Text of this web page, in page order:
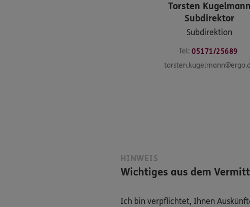
Torsten Kugelmann
Subdirektor
Subdirektion
Tel: 05171/25689
HINWEIS
Wichtiges aus dem
Ich bin verpflichtet, Ihnen